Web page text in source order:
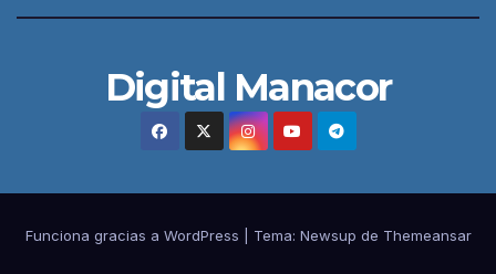
Digital Manacor
Funciona gracias a WordPress Tema: Newsup de Themeansar